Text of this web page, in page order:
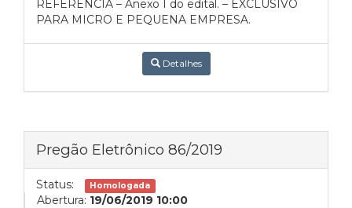
REFERÊNCIA – Anexo I do edital. – EXCLUSIVO
PARA MICRO E PEQUENA EMPRESA.
Detalhes
Pregão Eletrônico 86/2019
Status: Homologada
Abertura: 19/06/2019 10:00